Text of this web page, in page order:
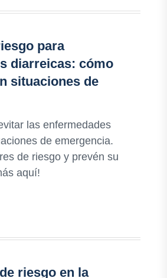
para
diarreicas: cómo
situaciones de
las enfermedades
de emergencia.
de riesgo y prevén su
aquí!
riesgo en la